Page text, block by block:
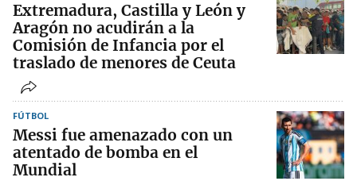
Extremadura, Castilla y León y
Aragón no acudirán a la
Comisión de Infancia por el
traslado de menores de Ceuta
FÚTBOL
Messi fue amenazado con un
atentado de bomba en el
Mundial